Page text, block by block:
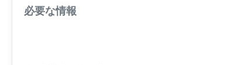
必要な情報